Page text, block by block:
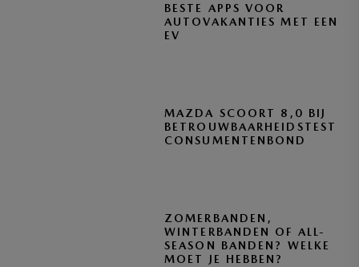
BESTE APPS VOOR
AUTOVAKANTIES MET EEN
EV
MAZDA SCOORT 8,0 BIJ
BETROUWBAARHEIDSTEST
CONSUMENTENBOND
ZOMERBANDEN,
WINTERBANDEN OF ALL-
SEASON BANDEN? WELKE
MOET JE HEBBEN?